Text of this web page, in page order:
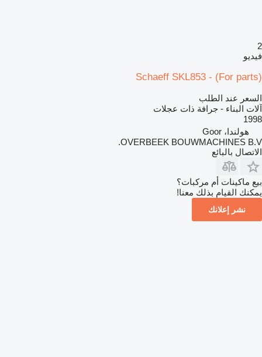
2
فيديو
Schaeff SKL853 - (For parts)
السعر عند الطلب
آلات البناء - جرافة ذات عجلات
1998
هولندا، Goor
OVERBEEK BOUWMACHINES B.V.
الاتصال بالبائع
بيع ماكينات أم مركبات؟
يمكنك القيام بذلك معنا!
نشر إعلانك